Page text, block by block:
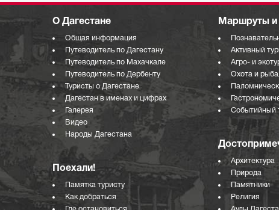
О Дагестане
Общая информация
Путеводитель по Дагестану
Путеводитель по Махачкале
Путеводитель по Дербенту
Туристы о Дагестане
Дагестан в именах и цифрах
Галерея
Видео
Народы Дагестана
Поехали!
Памятка туристу
Как добраться
Маршруты и
Активный
Агро- и
Охота и
Событийный
Архитектура
Природа
Памятники
Религия